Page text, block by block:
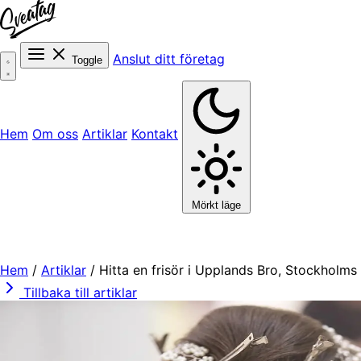
Toggle Anslut ditt företag
Hem Om oss Artiklar Kontakt
Mörkt läge
Hem / Artiklar / Hitta en frisör i Upplands Bro, Stockholms
Tillbaka till artiklar